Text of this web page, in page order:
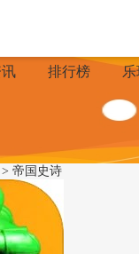
排行榜
> 帝国史诗